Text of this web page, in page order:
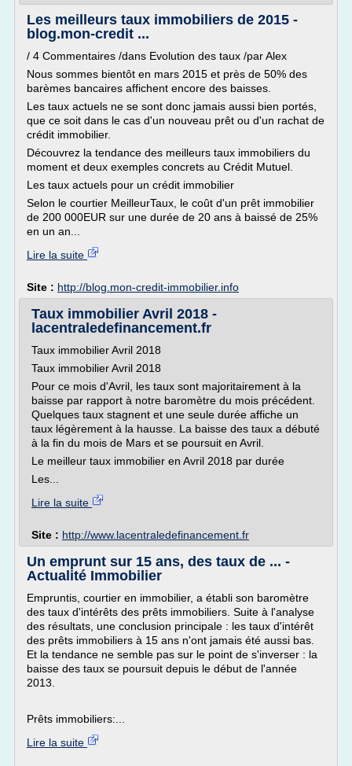
Les meilleurs taux immobiliers de 2015 -
blog.mon-credit ...
/ 4 Commentaires /dans Evolution des taux /par Alex
Nous sommes bientôt en mars 2015 et près de 50% des
barèmes bancaires affichent encore des baisses.
Les taux actuels ne se sont donc jamais aussi bien portés,
que ce soit dans le cas d'un nouveau prêt ou d'un rachat de
crédit immobilier.
Découvrez la tendance des meilleurs taux immobiliers du
moment et deux exemples concrets au Crédit Mutuel.
Les taux actuels pour un crédit immobilier
Selon le courtier MeilleurTaux, le coût d'un prêt immobilier
de 200 000EUR sur une durée de 20 ans à baissé de 25%
en un an...
Lire la suite
Site : http://blog.mon-credit-immobilier.info
Taux immobilier Avril 2018 -
lacentraledefinancement.fr
Taux immobilier Avril 2018
Taux immobilier Avril 2018
Pour ce mois d'Avril, les taux sont majoritairement à la
baisse par rapport à notre baromètre du mois précédent.
Quelques taux stagnent et une seule durée affiche un
taux légèrement à la hausse. La baisse des taux a débuté
à la fin du mois de Mars et se poursuit en Avril.
Le meilleur taux immobilier en Avril 2018 par durée
Les...
Lire la suite
Site : http://www.lacentraledefinancement.fr
Un emprunt sur 15 ans, des taux de ... -
Actualité Immobilier
Empruntis, courtier en immobilier, a établi son baromètre
des taux d'intérêts des prêts immobiliers. Suite à l'analyse
des résultats, une conclusion principale : les taux d'intérêt
des prêts immobiliers à 15 ans n'ont jamais été aussi bas.
Et la tendance ne semble pas sur le point de s'inverser : la
baisse des taux se poursuit depuis le début de l'année
2013.
Prêts immobiliers:...
Lire la suite